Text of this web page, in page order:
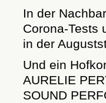
In der
Corona-Tests
in der
Und ein
AURELIE
SOUND